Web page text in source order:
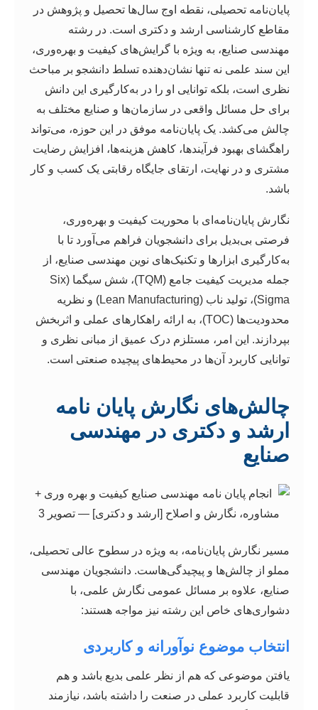
پایان‌نامه تحصیلی، نقطه اوج سال‌ها تحصیل و پژوهش در
مقاطع کارشناسی ارشد و دکتری است. در رشته
مهندسی صنایع، به ویژه با گرایش‌های کیفیت و بهره‌وری،
این سند علمی نه تنها نشان‌دهنده تسلط دانشجو بر مباحث
نظری است، بلکه توانایی او را در به‌کارگیری این دانش
برای حل مسائل واقعی در سازمان‌ها و صنایع مختلف به
چالش می‌کشد. یک پایان‌نامه موفق در این حوزه، می‌تواند
راهگشای بهبود فرآیندها، کاهش هزینه‌ها، افزایش رضایت
مشتری و در نهایت، ارتقای جایگاه رقابتی یک کسب و کار
باشد.
نگارش پایان‌نامه‌ای با محوریت کیفیت و بهره‌وری،
فرصتی بی‌بدیل برای دانشجویان فراهم می‌آورد تا با
به‌کارگیری ابزارها و تکنیک‌های نوین مهندسی صنایع، از
جمله مدیریت کیفیت جامع (TQM)، شش سیگما (Six
Sigma)، تولید ناب (Lean Manufacturing) و نظریه
محدودیت‌ها (TOC)، به ارائه راهکارهای عملی و اثربخش
بپردازند. این امر، مستلزم درک عمیق از مبانی نظری و
توانایی کاربرد آن‌ها در محیط‌های پیچیده صنعتی است.
چالش‌های نگارش پایان نامه
ارشد و دکتری در مهندسی
صنایع
مسیر نگارش پایان‌نامه، به ویژه در سطوح عالی تحصیلی،
مملو از چالش‌ها و پیچیدگی‌هاست. دانشجویان مهندسی
صنایع، علاوه بر مسائل عمومی نگارش علمی، با
دشواری‌های خاص این رشته نیز مواجه هستند:
انتخاب موضوع نوآورانه و کاربردی
یافتن موضوعی که هم از نظر علمی بدیع باشد و هم
قابلیت کاربرد عملی در صنعت را داشته باشد، نیازمند